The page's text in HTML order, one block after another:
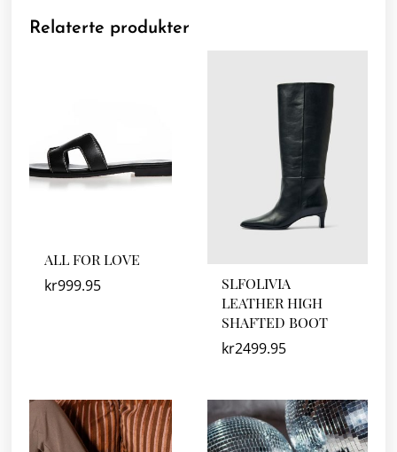
Relaterte produkter
ALL FOR LOVE
kr999.95
SLFOLIVIA
LEATHER HIGH
SHAFTED BOOT
kr2499.95